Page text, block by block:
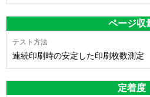
ページ収
連続印刷時の安定した印刷枚数測定
定着度